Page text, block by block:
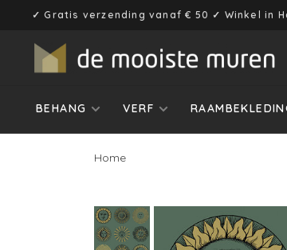
✓ Gratis verzending vanaf € 50 ✓ Winkel in
BEHANG VERF
Home